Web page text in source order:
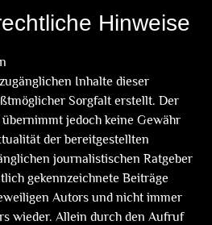
Hinweise
Inhalte dieser
Sorgfalt erstellt. Der
jedoch keine Gewähr
der bereitgestellten
journalistischen Ratgeber
gekennzeichnete Beiträge
Autors und nicht immer
wieder. Allein durch den Aufruf